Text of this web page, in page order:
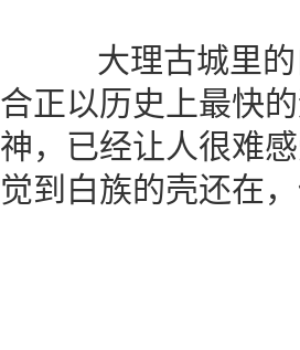
大理古城里的
合正以历史上最快
神，已经让人很难
觉到白族的壳还在